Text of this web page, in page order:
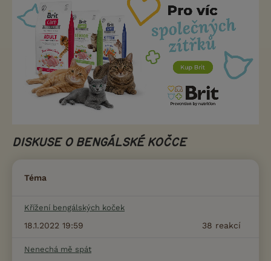
DISKUSE O BENGÁLSKÉ KOČCE
Téma
Křížení bengálských koček
38 reakcí
18.1.2022 19:59
Nenechá mě spát